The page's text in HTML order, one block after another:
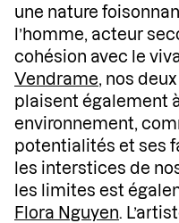
une nature
l’homme, acteur
cohésion avec le
Vendrame, nos
plaisent également
environnement,
potentialités et ses
les interstices de
les limites est
Flora Nguyen.